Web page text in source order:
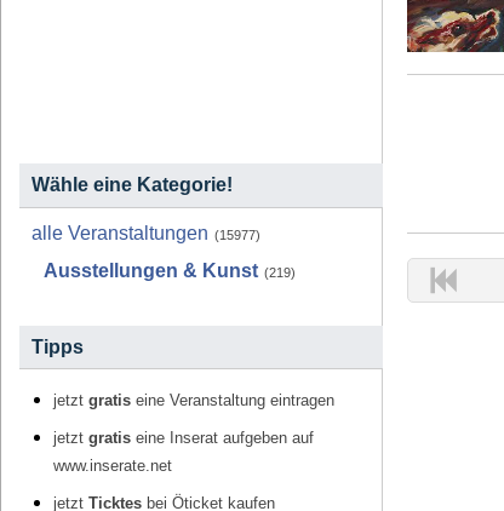
Wähle eine Kategorie!
alle Veranstaltungen (15977)
Ausstellungen & Kunst (219)
Tipps
jetzt gratis eine Veranstaltung eintragen
jetzt gratis eine Inserat aufgeben auf
www.inserate.net
jetzt Ticktes bei Öticket kaufen